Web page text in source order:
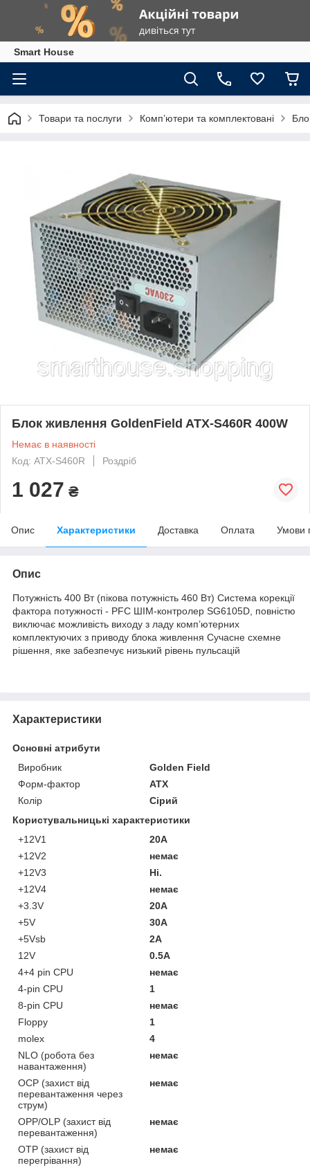
Smart House
Товари та послуги Комп’ютери та комплектовані
Блок живлення GoldenField ATX-S460R 400W
Немає в наявності
Код: ATX-S460R
Роздріб
1 027 ₴
Опис Характеристики Доставка Оплата Умови
Опис
Потужність 400 Вт (пікова потужність 460 Вт) Система корекції
фактора потужності - PFC ШІМ-контролер SG6105D, повністю
виключає можливість виходу з ладу комп’ютерних
комплектуючих з приводу блока живлення Сучасне схемне
рішення, яке забезпечує низький рівень пульсацій
Характеристики
Основні атрибути
Виробник
Golden Field
Форм-фактор
ATX
Колір
Сірий
Користувальницькі характеристики
+12V1
20А
+12V2
немає
+12V3
Ні.
+12V4
немає
+3.3V
20А
+5V
30А
+5Vsb
2А
12V
0.5A
4+4 pin CPU
немає
4-pin CPU
1
8-pin CPU
немає
Floppy
1
molex
4
NLO (робота без
навантаження)
немає
OCP (захист від
перевантаження через
струм)
немає
OPP/OLP (захист від
перевантаження)
немає
OTP (захист від
перегрівання)
немає